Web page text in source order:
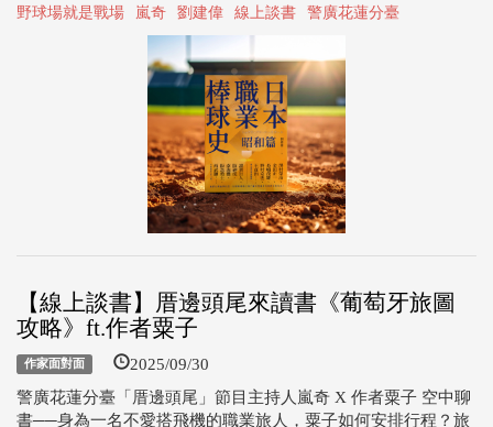
野球場就是戰場
嵐奇 劉建偉 線上談書 警廣花蓮分臺
【線上談書】厝邊頭尾來讀書《葡萄牙旅圖
攻略》ft.作者粟子
作家面對面 2025/09/30
警廣花蓮分臺「厝邊頭尾」節目主持人嵐奇 X 作者粟子 空中聊
書──身為一名不愛搭飛機的職業旅人，粟子如何安排行程？旅